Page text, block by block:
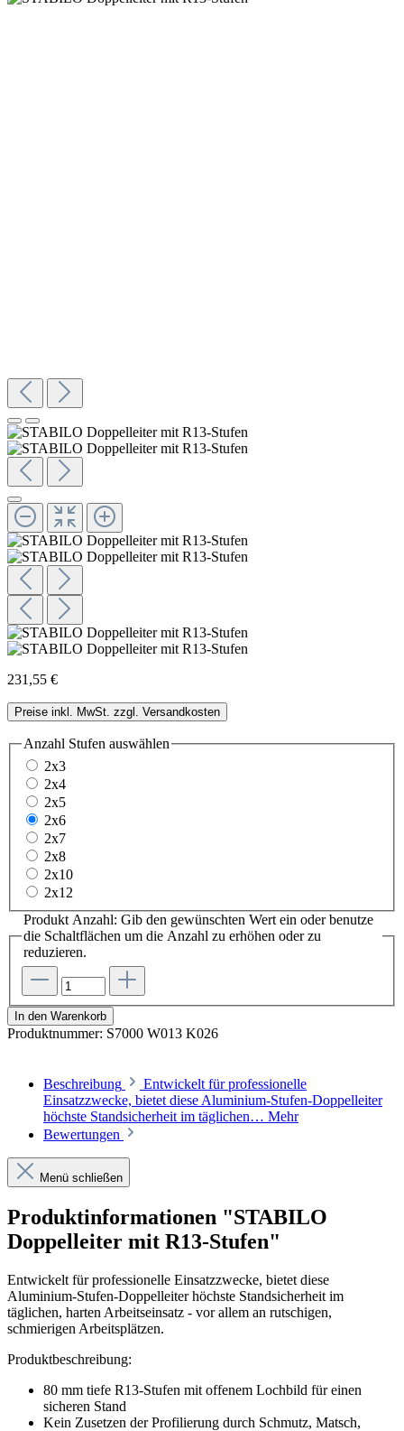
231,55 €
Preise inkl. MwSt. zzgl. Versandkosten
Anzahl Stufen auswählen
2x3
2x4
2x5
2x6
2x7
2x8
2x10
2x12
Produkt Anzahl: Gib den gewünschten Wert ein oder benutze
die Schaltflächen um die Anzahl zu erhöhen oder zu
reduzieren.
In den Warenkorb
Produktnummer: S7000 W013 K026
Beschreibung
Entwickelt für professionelle
Einsatzzwecke, bietet diese Aluminium-Stufen-Doppelleiter
höchste Standsicherheit im täglichen… Mehr
Bewertungen
Menü schließen
Produktinformationen "STABILO
Doppelleiter mit R13-Stufen"
Entwickelt für professionelle Einsatzzwecke, bietet diese
Aluminium-Stufen-Doppelleiter höchste Standsicherheit im
täglichen, harten Arbeitseinsatz - vor allem an rutschigen,
schmierigen Arbeitsplätzen.
Produktbeschreibung:
80 mm tiefe R13-Stufen mit offenem Lochbild für einen
sicheren Stand
Kein Zusetzen der Profilierung durch Schmutz, Matsch,